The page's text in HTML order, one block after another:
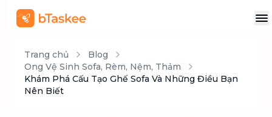
Trang chủ
Blog
Ong Vệ Sinh Sofa, Rèm, Nệm, Thảm
Khám Phá Cấu Tạo Ghế Sofa Và Những Điều Bạn
Nên Biết